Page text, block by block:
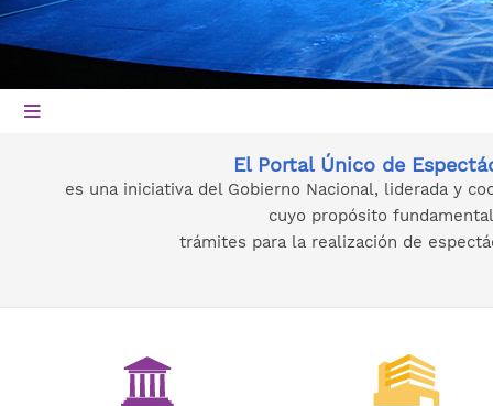
El Portal Único de
es una iniciativa del Gobierno Nacional, liderada y
cuyo propósito
trámites para la realización de